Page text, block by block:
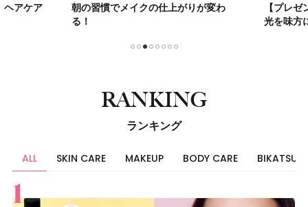
ヘアケア
朝の習慣でメイクの仕上がりが変わ
る！
【プレ
光を味方
RANKING
ランキング
ALL SKIN CARE MAKEUP BODY CARE BIKATSU
すべて
スキンケア
メイク
ボディケア
美活
ヘア
ライフスタイル
ビューティーズ